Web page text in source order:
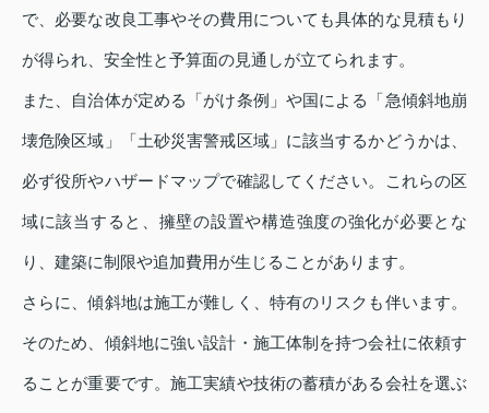
で、必要な改良工事やその費用についても具体的な見積もり
が得られ、安全性と予算面の見通しが立てられます。
また、自治体が定める「がけ条例」や国による「急傾斜地崩
壊危険区域」「土砂災害警戒区域」に該当するかどうかは、
必ず役所やハザードマップで確認してください。これらの区
域に該当すると、擁壁の設置や構造強度の強化が必要とな
り、建築に制限や追加費用が生じることがあります。
さらに、傾斜地は施工が難しく、特有のリスクも伴います。
そのため、傾斜地に強い設計・施工体制を持つ会社に依頼す
ることが重要です。施工実績や技術の蓄積がある会社を選ぶ